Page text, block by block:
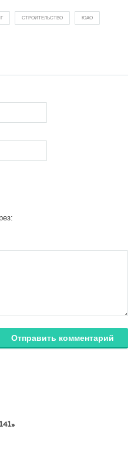
СТРОИТЕЛЬСТВО ЮАО
Отправить комментарий